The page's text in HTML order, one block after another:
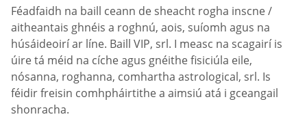
Féadfaidh na baill ceann de sheacht rogha inscne /
aitheantais ghnéis a roghnú, aois, suíomh agus na
húsáideoirí ar líne. Baill VIP, srl. I measc na scagairí is
úire tá méid na cíche agus gnéithe fisiciúla eile,
nósanna, roghanna, comhartha astrological, srl. Is
féidir freisin comhpháirtithe a aimsiú atá i gceangail
shonracha.